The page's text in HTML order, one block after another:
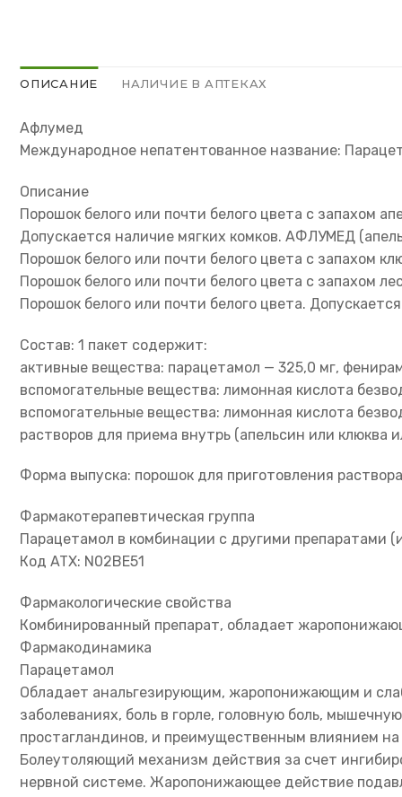
ОПИСАНИЕ НАЛИЧИЕ В АПТЕКАХ
Афлумед
Международное непатентованное название:
Описание
Порошок белого или почти белого цвета с запахом
Допускается наличие мягких комков. АФЛУМЕД
Порошок белого или почти белого цвета с запахом
Порошок белого или почти белого цвета с запахом
Порошок белого или почти белого цвета.
Состав: 1 пакет содержит:
активные вещества: парацетамол — 325,0 мг,
вспомогательные вещества: лимонная кислота
вспомогательные вещества: лимонная кислота
растворов для приема внутрь (апельсин или клюква
Форма выпуска: порошок для приготовления
Фармакотерапевтическая группа
Парацетамол в комбинации с другими препаратами
Код ATX: N02BE51
Фармакологические свойства
Комбинированный препарат, обладает
Фармакодинамика
Парацетамол
Обладает анальгезирующим, жаропонижающим и
заболеваниях, боль в горле, головную боль,
простагландинов, и преимущественным влиянием
Болеутоляющий механизм действия за счет
нервной системе. Жаропонижающее действие